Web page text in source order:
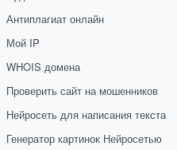
Антиплагиат онлайн
Мой IP
WHOIS домена
Проверить сайт на мошенников
Нейросеть для написания текста
Генератор картинок Нейросетью